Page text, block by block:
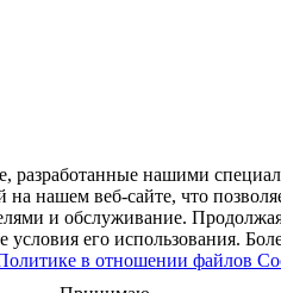
разработанные нашими
нашем веб-сайте, что
и обслуживание.
условия его использования.
в отношении файлов